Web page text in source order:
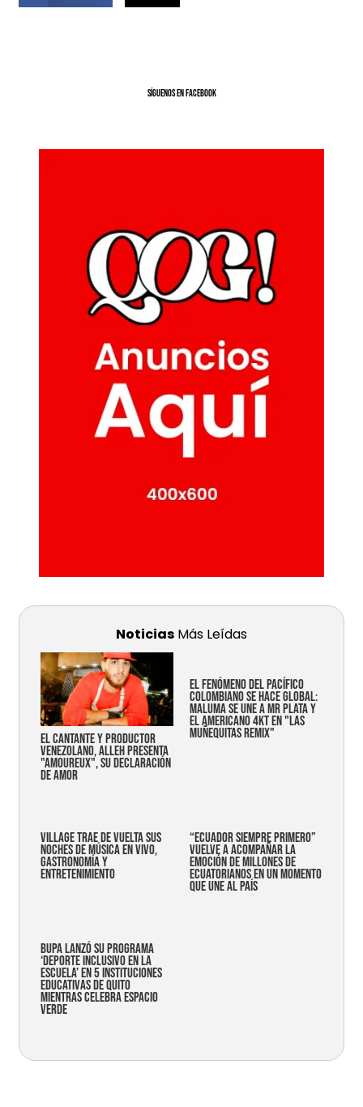
SíGUENOS EN FACEBOOK
Noticias Más Leídas
EL CANTANTE Y PRODUCTOR
VENEZOLANO, ALLEH PRESENTA
"AMOUREUX", SU DECLARACIÓN
DE AMOR
EL FENÓMENO DEL PACÍFICO
COLOMBIANO SE HACE GLOBAL:
MALUMA SE UNE A MR PLATA Y
EL AMERICANO 4KT EN "LAS
MUÑEQUITAS REMIX"
Village trae de vuelta sus
noches de música en vivo,
gastronomía y
entretenimiento
“Ecuador siempre primero”
vuelve a acompañar la
emoción de millones de
ecuatorianos en un momento
que une al país
Bupa lanzó su programa
‘Deporte Inclusivo en la
Escuela’ en 5 instituciones
educativas de Quito
mientras celebra espacio
verde